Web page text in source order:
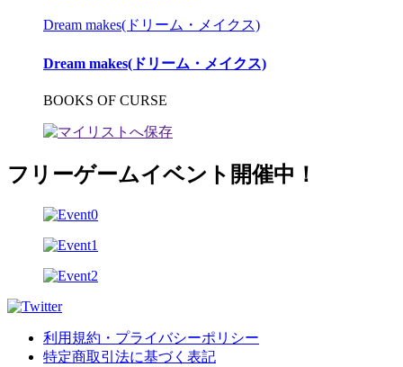
Dream makes(ドリーム・メイクス)
Dream makes(ドリーム・メイクス)
BOOKS OF CURSE
フリーゲームイベント開催中！
利用規約・プライバシーポリシー
特定商取引法に基づく表記